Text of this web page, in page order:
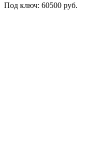
Под ключ: 60500 руб.